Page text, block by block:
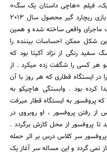
فیلم «هاچی داستان یک سگ»
ساخته لاسه هالسروم در سال 2009 و بازی ریچارد گیر محصول سال 2013
ماجرای واقعی ساخته شده و همین
شکل ممکن احساسات بیننده را
سفید رنگی از نژاد آکیتا بود که
هر کسی را شگفت زده میکرد . از
در ایستگاه قطاری که هر روز با آن
کرده بود . وابستگی هاچیکو به
پروفسور به ایستگاه قطار میرفت
رفتن پروفسور ، او روبروی در
تا پروفسور از محل کارش برگردد .
سر کلاس درس بر اثر حمله
نمی گردد و این مساله سر آغاز یک